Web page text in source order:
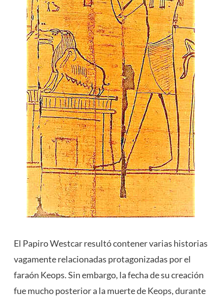
El Papiro Westcar resultó contener varias historias
vagamente relacionadas protagonizadas por el
faraón Keops. Sin embargo, la fecha de su creación
fue mucho posterior a la muerte de Keops, durante